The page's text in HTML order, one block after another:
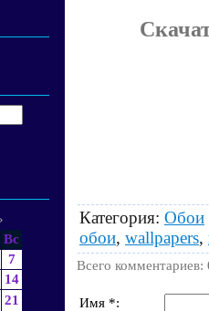
Вс
7
14
21
Категория: Обои
обои, wallpapers,
Всего комментариев:
Имя *: